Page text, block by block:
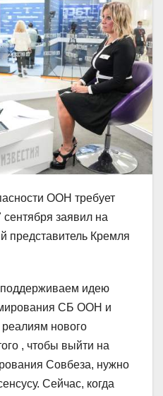
ООН требует
сентября заявил на
представитель Кремля
идею
СБ ООН и
нового
, чтобы выйти на
Совбеза, нужно
Сейчас, когда